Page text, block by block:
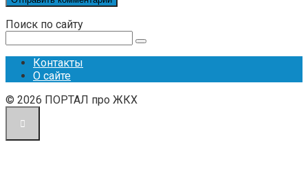
Поиск по сайту
Контакты
О сайте
© 2026 ПОРТАЛ про ЖКХ